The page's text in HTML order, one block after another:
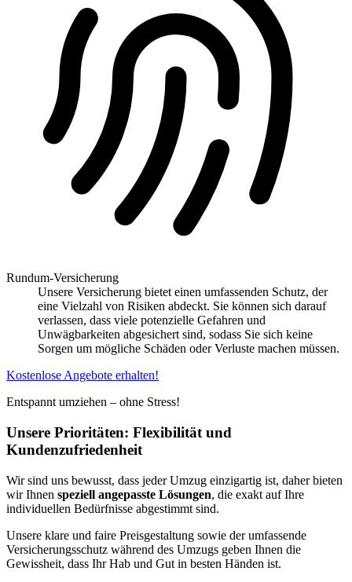
Rundum-Versicherung
Unsere Versicherung bietet einen umfassenden Schutz, der
eine Vielzahl von Risiken abdeckt. Sie können sich darauf
verlassen, dass viele potenzielle Gefahren und
Unwägbarkeiten abgesichert sind, sodass Sie sich keine
Sorgen um mögliche Schäden oder Verluste machen müssen.
Kostenlose Angebote erhalten!
Entspannt umziehen – ohne Stress!
Unsere Prioritäten: Flexibilität und
Kundenzufriedenheit
Wir sind uns bewusst, dass jeder Umzug einzigartig ist, daher bieten
wir Ihnen speziell angepasste Lösungen, die exakt auf Ihre
individuellen Bedürfnisse abgestimmt sind.
Unsere klare und faire Preisgestaltung sowie der umfassende
Versicherungsschutz während des Umzugs geben Ihnen die
Gewissheit, dass Ihr Hab und Gut in besten Händen ist.